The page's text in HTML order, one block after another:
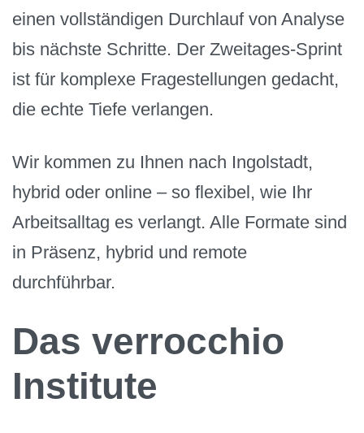
einen vollständigen Durchlauf von Analyse
bis nächste Schritte. Der Zweitages-Sprint
ist für komplexe Fragestellungen gedacht,
die echte Tiefe verlangen.
Wir kommen zu Ihnen nach Ingolstadt,
hybrid oder online – so flexibel, wie Ihr
Arbeitsalltag es verlangt. Alle Formate sind
in Präsenz, hybrid und remote
durchführbar.
Das verrocchio
Institute